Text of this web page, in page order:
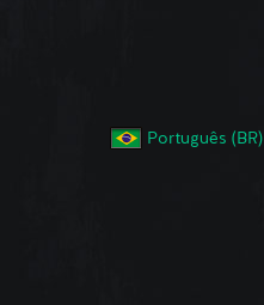
Português (BR)